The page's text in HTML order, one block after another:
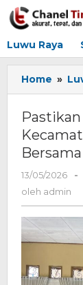
Lewati
ke
Luwu Raya
Home »
13/05/2026 -
oleh admin